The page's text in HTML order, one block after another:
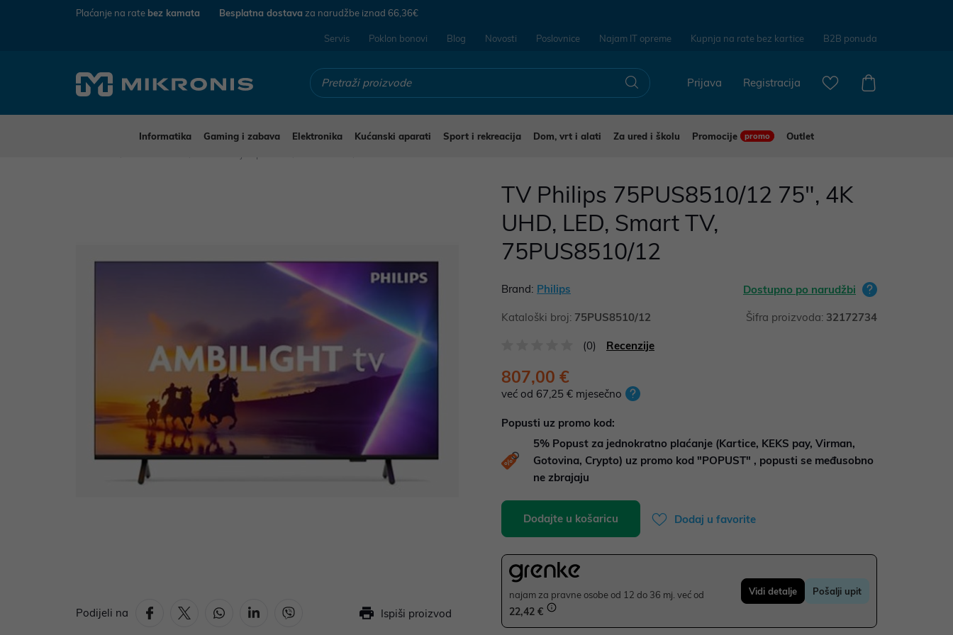
Plaćanje na rate bez kamata Besplatna dostava za narudžbe iznad 66,36€
Servis Poklon bonovi Blog Novosti Poslovnice Najam IT opreme Kupnja na rate bez kartice B2B ponuda
Registracija
Prijava
Informatika Gaming i zabava Elektronika Kućanski aparati Sport i rekreacija Dom, vrt i alati Za ured i školu Promocije promo
Outlet
Podijeli na Ispiši proizvod
TV Philips 75PUS8510/12 75", 4K
UHD, LED, Smart TV,
75PUS8510/12
Brand: Philips Dostupno po narudžbi
Kataloški broj: 75PUS8510/12 Šifra proizvoda: 32172734
(0) Recenzije
807,00 €
već od 67,25 € mjesečno
Popusti uz promo kod:
5% Popust za jednokratno plaćanje (Kartice, KEKS pay, Virman,
Gotovina, Crypto) uz promo kod "POPUST" , popusti se međusobno
ne zbrajaju
Dodajte u košaricu Dodaj u favorite
najam za pravne osobe od 12 do 36 mj. već od
22,42 €
Vidi detalje Pošalji upit